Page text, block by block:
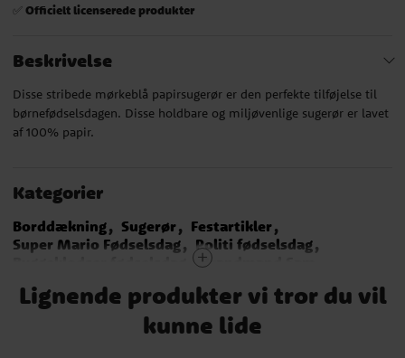
✅ Officielt licenserede produkter
Beskrivelse
Disse stribede mørkeblå papirsugerør er den perfekte tilføjelse til
børnefødselsdagen. Disse holdbare og miljøvenlige sugerør er lavet
af 100% papir.
Kategorier
Borddækning Sugerør
Festartikler
Super Mario Fødselsdag
Politi fødselsdag
Brandmand Sam
Blues Clues
Emil fra Lønneberg Smølferne Asterix
Lignende produkter vi tror du vil
kunne lide